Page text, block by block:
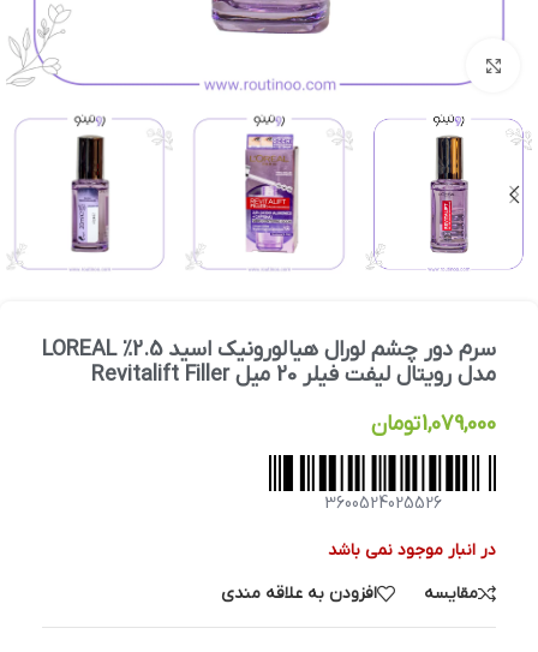
سرم دور چشم لورال هیالورونیک اسید 2.5% LOREAL
مدل رویتال لیفت فیلر 20 میل Revitalift Filler
1,079,000تومان
3600524025526
در انبار موجود نمی باشد
مقایسه
افزودن به علاقه مندی